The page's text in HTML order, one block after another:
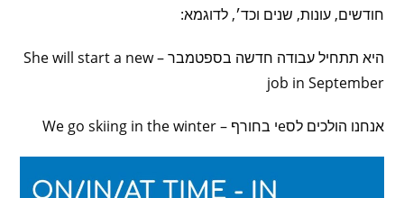
חודשים, עונות, שנים וכד׳, לדוגמא:
היא תתחיל עבודה חדשה בספטמבר – She will start a new
job in September
אנחנו הולכים לסeי בחורף – We go skiing in the winter